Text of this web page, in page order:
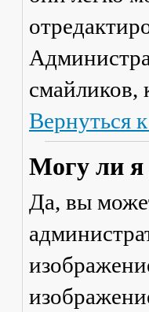
смайликов,
Вернуться
Могу ли я
Да, вы